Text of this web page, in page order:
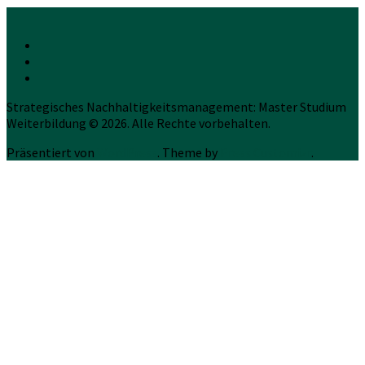
Strategisches Nachhaltigkeitsmanagement: Master Studium
Weiterbildung © 2026. Alle Rechte vorbehalten.
Präsentiert von
. Theme by .